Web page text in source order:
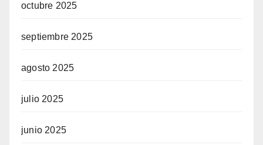
octubre 2025
septiembre 2025
agosto 2025
julio 2025
junio 2025